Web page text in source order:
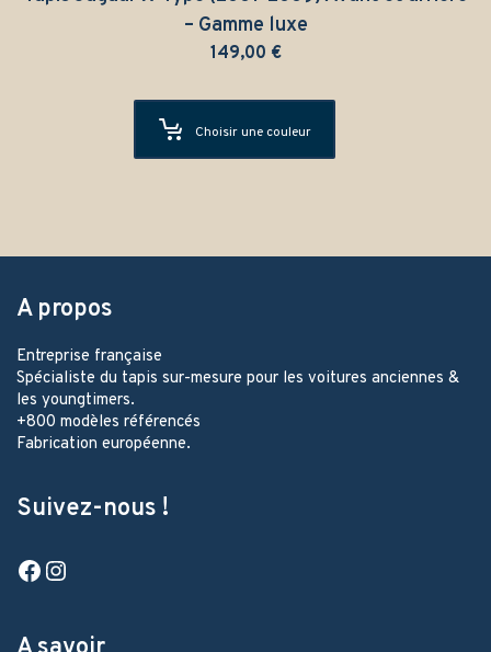
– Gamme luxe
149,00 €
Choisir une couleur
A propos
Entreprise française
Spécialiste du tapis sur-mesure pour les voitures anciennes &
les youngtimers.
+800 modèles référencés
Fabrication européenne.
Suivez-nous !
Facebook